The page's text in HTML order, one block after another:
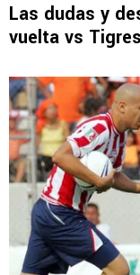
Las dudas y
vuelta vs Tigres